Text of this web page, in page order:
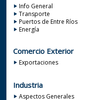
Info General
Transporte
Puertos de Entre Ríos
Energía
Comercio Exterior
Exportaciones
Industria
Aspectos Generales